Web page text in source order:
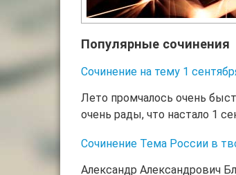
Популярные сочинения
Сочинение на тему 1
Лето промчалось очень
очень рады, что настало 1
Сочинение Тема России в
Александр Александрович